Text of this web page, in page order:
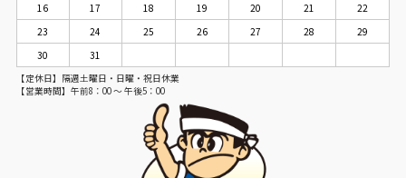
16
17 18 19 20 21
22
23
24 25 26 27 28
29
30
31
【定休日】隔週土曜日・日曜・祝日休業
【営業時間】午前8：00 ～ 午後5：00